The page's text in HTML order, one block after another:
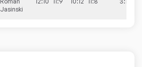
Jasinski